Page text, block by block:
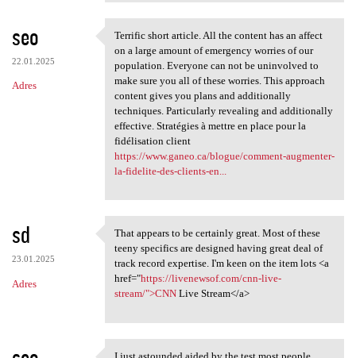
seo
22.01.2025
Adres
Terrific short article. All
Terrific short article. All the content has an affect
on a large amount of emergency worries of our
population. Everyone can not be uninvolved to
make sure you all of these worries. This approach
content gives you plans and additionally
techniques. Particularly revealing and additionally
effective. Stratégies à mettre en place pour la
fidélisation client
https://www.ganeo.ca/blogue/comment-augmenter-
la-fidelite-des-clients-en...
sd
23.01.2025
Adres
That appears to be certainly
That appears to be certainly great. Most of these
teeny specifics are designed having great deal of
track record expertise. I'm keen on the item lots <a
href="https://livenewsof.com/cnn-live-
stream/">CNNLive Stream</a>